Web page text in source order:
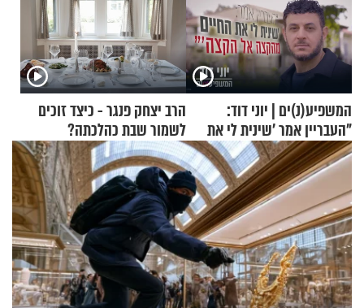
המשפיע(נ)ים | יוני דוד:
"העבריין אמר 'שינית לי את
החיים מהקצה אל הקצה'"
הרב יצחק פנגר - כיצד זוכים
לשמור שבת כהלכתה?